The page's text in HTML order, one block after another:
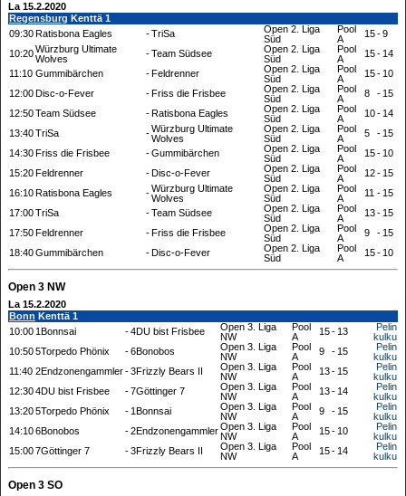
La 15.2.2020
Regensburg Kenttä 1
09:30Ratisbona Eagles -TriSa
Open 2. Liga
Süd
Pool
A
15-9
10:20Würzburg Ultimate
Wolves
-Team Südsee
Open 2. Liga
Süd
Pool
A
15- 14
11:10 Gummibärchen -Feldrenner
Open 2. Liga
Süd
Pool
A
15- 10
12:00Disc-o-Fever -Friss die Frisbee
Open 2. Liga
Süd
Pool
A
8 - 15
12:50Team Südsee -Ratisbona Eagles
Open 2. Liga
Süd
Pool
A
10- 14
13:40TriSa -Würzburg Ultimate
Wolves
Open 2. Liga
Süd
Pool
A
5 - 15
14:30Friss die Frisbee -Gummibärchen
Open 2. Liga
Süd
Pool
A
15- 10
15:20Feldrenner -Disc-o-Fever
Open 2. Liga
Süd
Pool
A
12- 15
16:10Ratisbona Eagles -Würzburg Ultimate
Wolves
Open 2. Liga
Süd
Pool
A
11 - 15
17:00TriSa -Team Südsee
Open 2. Liga
Süd
Pool
A
13- 15
17:50Feldrenner -Friss die Frisbee
Open 2. Liga
Süd
Pool
A
9 - 15
18:40Gummibärchen -Disc-o-Fever
Open 2. Liga
Süd
Pool
A
15- 10
Open 3 NW
La 15.2.2020
Bonn Kenttä 1
10:00 1Bonnsai -4DU bist Frisbee
Open 3. Liga
NW
Pool
A
15- 13
Pelin
kulku
10:505Torpedo Phönix -6Bonobos
Open 3. Liga
NW
Pool
A
9 - 15
Pelin
kulku
11:40 2Endzonengammler-3Frizzly Bears II
Open 3. Liga
NW
Pool
A
13- 15
Pelin
kulku
12:304DU bist Frisbee -7Göttinger 7
Open 3. Liga
NW
Pool
A
13- 14
Pelin
kulku
13:205Torpedo Phönix - 1Bonnsai
Open 3. Liga
NW
Pool
A
9 - 15
Pelin
kulku
14:106Bonobos -2EndzonengammlerOpen 3. Liga
NW
Pool
A
15- 10
Pelin
kulku
15:007Göttinger 7 -3Frizzly Bears II
Open 3. Liga
NW
Pool
A
15- 14
Pelin
kulku
Open 3 SO